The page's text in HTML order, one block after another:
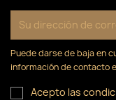
Puede darse de baja en
información de contacto
Acepto las